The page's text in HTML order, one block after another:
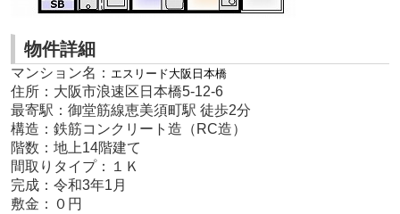
物件詳細
マンション名： エスリード大阪日本橋
住所：大阪市浪速区日本橋5-12-6
最寄駅：御堂筋線恵美須町駅 徒歩2分
構造：鉄筋コンクリート造（RC造）
階数：地上14階建て
間取りタイプ：１Ｋ
完成：令和3年1月
敷金：０円